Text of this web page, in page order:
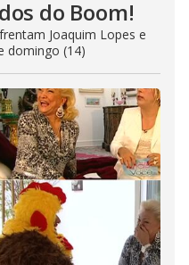
do Boom!
Joaquim Lopes e
domingo (14)